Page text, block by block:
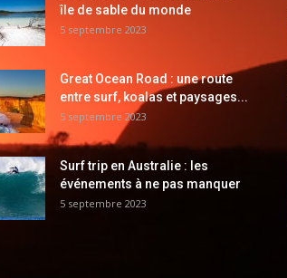
île de sable du monde
5 septembre 2023
Great Ocean Road : une route
entre surf, koalas et paysages...
5 septembre 2023
Surf trip en Australie : les
événements à ne pas manquer
5 septembre 2023